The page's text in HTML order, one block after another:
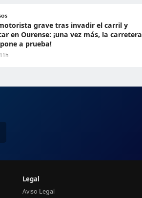
grave tras invadir el carril y
en Ourense: ¡una vez más, la carretera
a prueba!
Legal
Aviso Legal